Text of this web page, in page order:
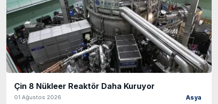
Çin 8 Nükleer Reaktör Daha Kuruyor
01 Ağustos 2026 Asya